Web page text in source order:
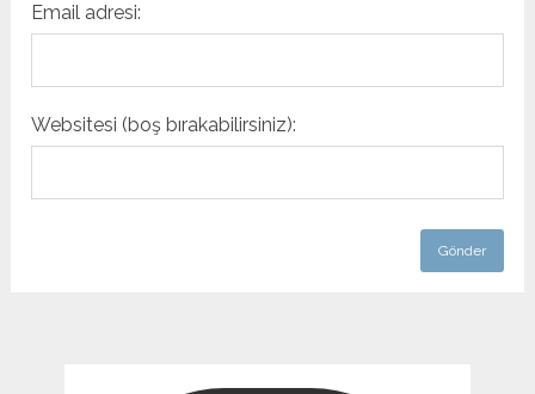
Email adresi:
Websitesi (boş bırakabilirsiniz):